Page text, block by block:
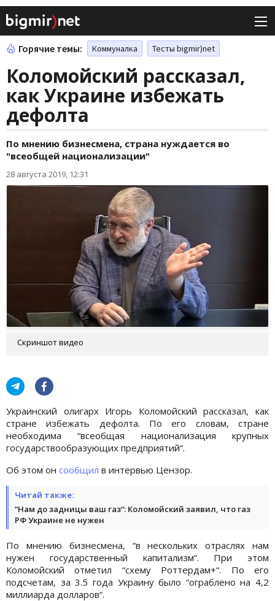
Горячие темы: Коммуналка Тесты bigmir)net
Коломойский рассказал,
как Украине избежать
дефолта
По мнению бизнесмена, страна нуждается во
"всеобщей национализации"
28 августа 2019, 12:31
Скриншот видео
Украинский олигарх Игорь Коломойский рассказал, как
стране избежать дефолта. По его словам, стране
необходима “всеобщая национализация крупных
государствообразующих предприятий“.
Об этом он сообщил в интервью Цензор.
Читай также:
“Нам до задницы ваш газ“: Коломойский заявил, что газ
РФ Украине не нужен
По мнению бизнесмена, “в нескольких отраслях нам
нужен государственный капитализм“. При этом
Коломойский отметил “схему Роттердам+“. По его
подсчетам, за 3.5 года Украину было “ограблено на 4,2
миллиарда долларов“.